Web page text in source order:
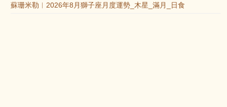
蘇珊米勒︱2026年8月獅子座月度運勢_木星_滿月_日食